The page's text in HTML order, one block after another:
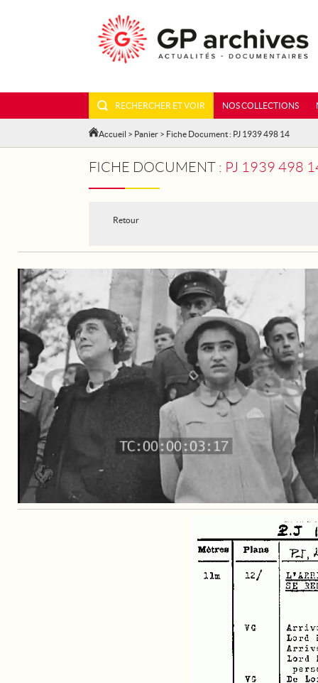
RECHERCHER ET VOIR NOS COLLECTIONS
Accueil > Panier > Fiche Document : PJ 1939 498 14
FICHE DOCUMENT : PJ 1939 498
Retour